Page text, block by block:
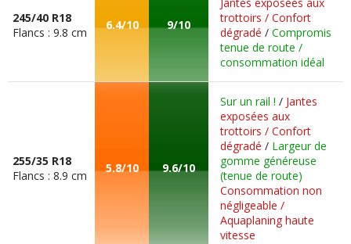
245/40 R18
Flancs : 9.8 cm
6.4/10 9/10
trottoirs / Confort
dégradé / Compromis
tenue de route /
consommation idéal
255/35 R18
Flancs : 8.9 cm
5.8/10 9.6/10
Sur un rail ! / Jantes
exposées aux
trottoirs / Confort
dégradé / Largeur de
gomme généreuse
(tenue de route)
Consommation non
négligeable /
Aquaplaning haute
vitesse